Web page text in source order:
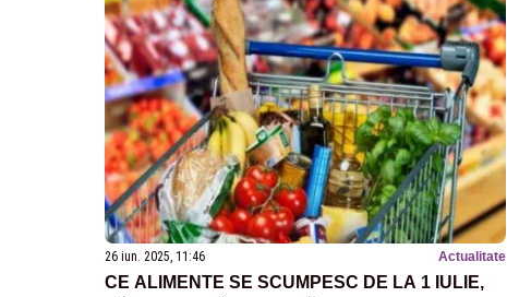
26 iun. 2025, 11:46 Actualitate
CE ALIMENTE SE SCUMPESC DE LA 1 IULIE,